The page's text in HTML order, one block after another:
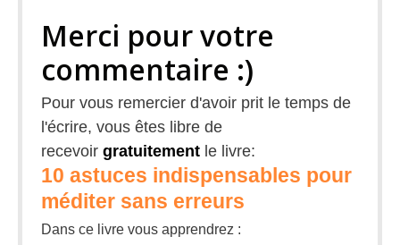
Merci pour votre
commentaire :)
Pour vous remercier d'avoir prit le temps de
l'écrire, vous êtes libre de
recevoir gratuitement le livre:
10 astuces indispensables pour
méditer sans erreurs
Dans ce livre vous apprendrez :